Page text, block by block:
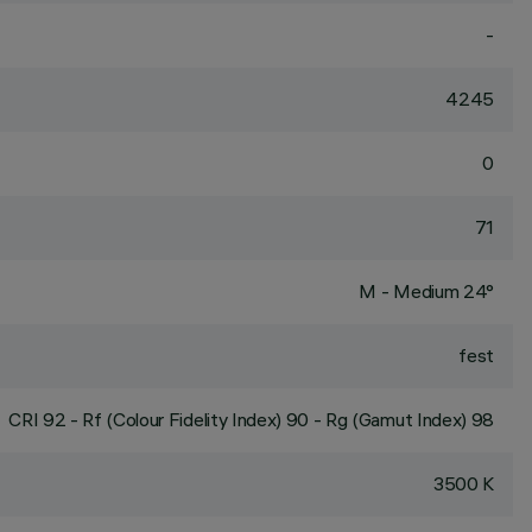
-
4245
0
71
M - Medium 24°
fest
CRI 92 - Rf (Colour Fidelity Index) 90 - Rg (Gamut Index) 98
3500 K